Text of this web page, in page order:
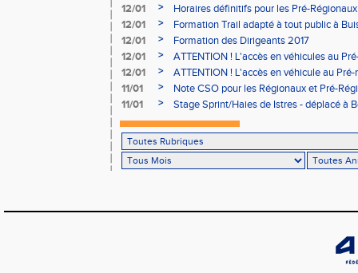
12/01
>
Horaires définitifs pour les Pré-
Aubière
12/01 >
Formation Trail adapté à tout public à
12/01
>
Formation des Dirigeants 2017
12/01
>
ATTENTION ! L'accès en véhicules au
Bains sera réglementé
12/01 >
ATTENTION ! L'accès en véhicule au
Bains sera réglementé
11/01 >
Note CSO pour les Régionaux et Pré-
11/01
> Stage Sprint/Haies de Istres - déplacé à